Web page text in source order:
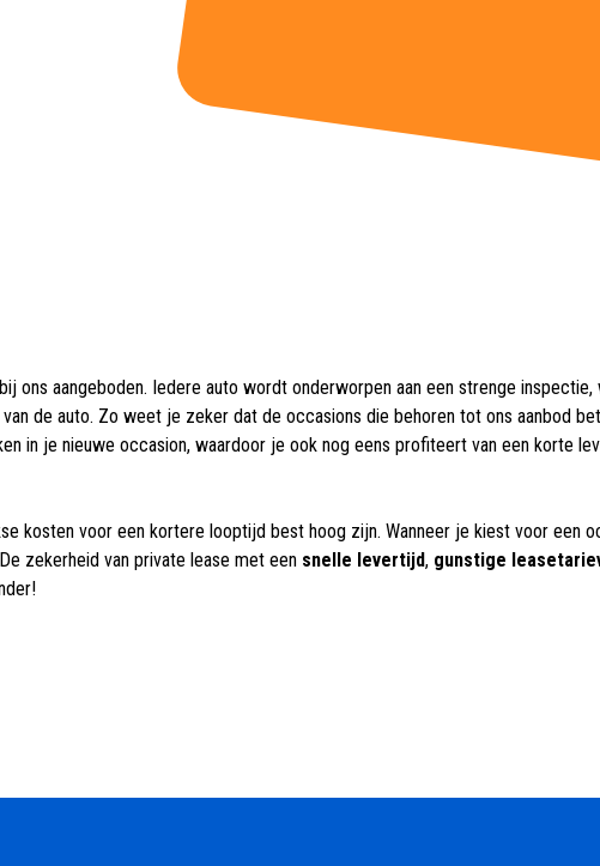
aangeboden. Iedere auto wordt onderworpen aan een strenge
de auto. Zo weet je zeker dat de occasions die behoren tot ons aanbod
in je nieuwe occasion, waardoor je ook nog eens profiteert van een korte
kosten voor een kortere looptijd best hoog zijn. Wanneer je kiest voor een
zekerheid van private lease met een snelle levertijd, gunstige